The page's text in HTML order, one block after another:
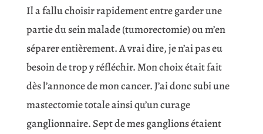
Il a fallu choisir rapidement entre garder une
partie du sein malade (tumorectomie) ou m’en
séparer entièrement. A vrai dire, je n’ai pas eu
besoin de trop y réfléchir. Mon choix était fait
dès l’annonce de mon cancer. J’ai donc subi une
mastectomie totale ainsi qu’un curage
ganglionnaire. Sept de mes ganglions étaient